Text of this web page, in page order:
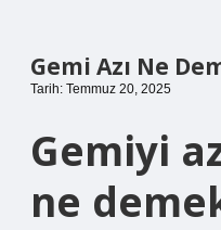
Gemi Azı Ne
Tarih: Temmuz 20, 2025
Gemiyi
ne